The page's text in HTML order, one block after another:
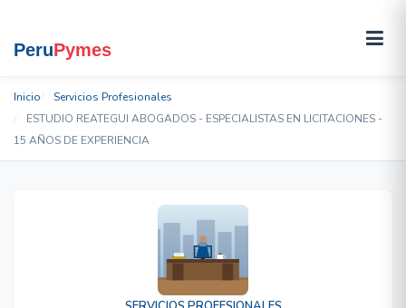
Inicio
Servicios Profesionales
ESTUDIO REATEGUI ABOGADOS - ESPECIALISTAS EN LICITACIONES -
15 AÑOS DE EXPERIENCIA